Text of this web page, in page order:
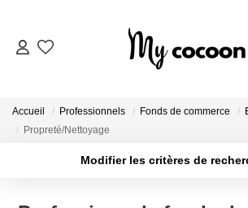
Accueil Professionnels Fonds de commerce
Propreté/Nettoyage
Modifier les critères de